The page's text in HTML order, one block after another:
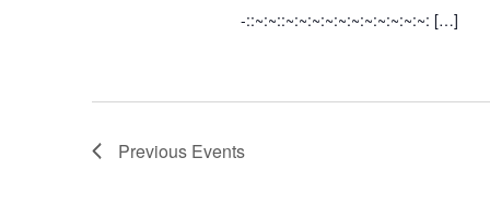
-::~:~::~:~:~:~:~:~:~:~:~:~:~: […]
Previous Events